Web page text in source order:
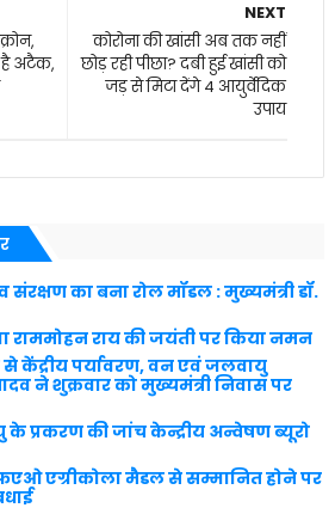
NEXT
कोरोना की खांसी अब तक नहीं
छोड़ रही पीछा? दबी हुई खांसी को
जड़ से मिटा देंगे 4 आयुर्वेदिक
उपाय
है अटैक,
संरक्षण का बना रोल मॉडल : मुख्यमंत्री डॉ.
राममोहन राय की जयंती पर किया नमन
से केंद्रीय पर्यावरण, वन एवं जलवायु
यादव ने शुक्रवार को मुख्यमंत्री निवास पर
के प्रकरण की जांच केन्द्रीय अन्वेषण ब्यूरो
एफएओ एग्रीकोला मैडल से सम्मानित होने पर